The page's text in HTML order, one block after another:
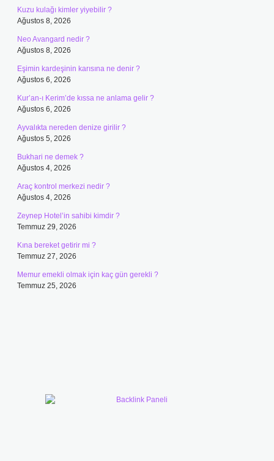
Kuzu kulağı kimler yiyebilir ?
Ağustos 8, 2026
Neo Avangard nedir ?
Ağustos 8, 2026
Eşimin kardeşinin karısına ne denir ?
Ağustos 6, 2026
Kur’an-ı Kerim’de kıssa ne anlama gelir ?
Ağustos 6, 2026
Ayvalıkta nereden denize girilir ?
Ağustos 5, 2026
Bukhari ne demek ?
Ağustos 4, 2026
Araç kontrol merkezi nedir ?
Ağustos 4, 2026
Zeynep Hotel’in sahibi kimdir ?
Temmuz 29, 2026
Kına bereket getirir mi ?
Temmuz 27, 2026
Memur emekli olmak için kaç gün gerekli ?
Temmuz 25, 2026